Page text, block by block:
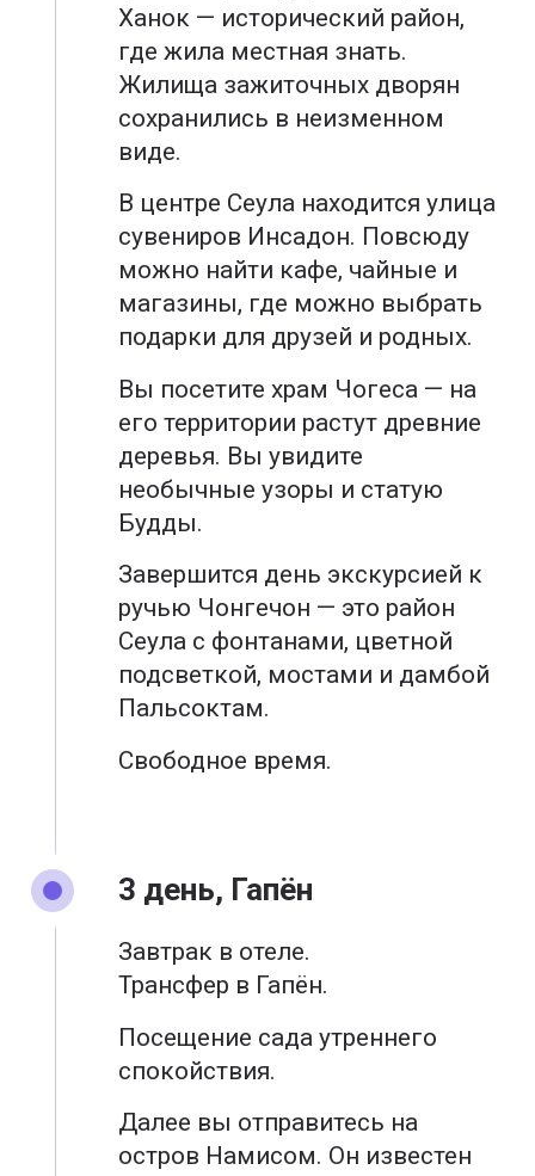
Ханок — исторический район,
где жила местная знать.
Жилища зажиточных дворян
сохранились в неизменном
виде.
В центре Сеула находится улица
сувениров Инсадон. Повсюду
можно найти кафе, чайные и
магазины, где можно выбрать
подарки для друзей и родных.
Вы посетите храм Чогеса — на
его территории растут древние
деревья. Вы увидите
необычные узоры и статую
Будды.
Завершится день экскурсией к
ручью Чонгечон — это район
Сеула с фонтанами, цветной
подсветкой, мостами и дамбой
Пальсоктам.
Свободное время.
3 день, Гапён
Завтрак в отеле.
Трансфер в Гапён.
Посещение сада утреннего
спокойствия.
Далее вы отправитесь на
остров Намисом. Он известен